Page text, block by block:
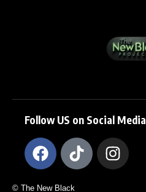
Follow US on Social Media
© The New Black